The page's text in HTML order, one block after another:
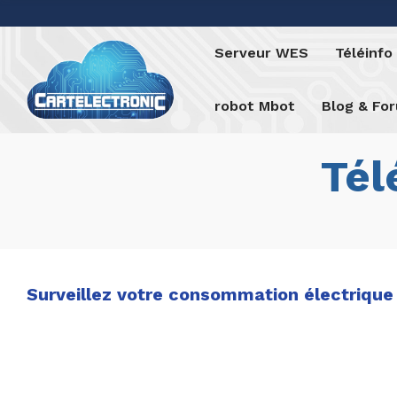
Serveur WES Téléinfo
robot Mbot Blog &
Surveillez votre consommation